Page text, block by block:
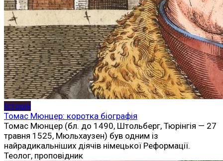
Історія
Томас Мюнцер: коротка біографія
Томас Мюнцер (бл. до 1490, Штольберг, Тюрінгія — 27
травня 1525, Мюльхаузен) був одним із
найрадикальніших діячів німецької Реформації.
Теолог, проповідник